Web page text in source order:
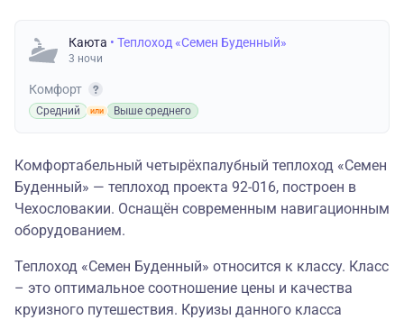
Каюта • Теплоход «Семен Буденный»
3 ночи
Комфорт
Средний Выше среднего
Комфортабельный четырёхпалубный теплоход «Семен
Буденный» — теплоход проекта 92-016, построен в
Чехословакии. Оснащён современным навигационным
оборудованием.
Теплоход «Семен Буденный» относится к классу. Класс
– это оптимальное соотношение цены и качества
круизного путешествия. Круизы данного класса